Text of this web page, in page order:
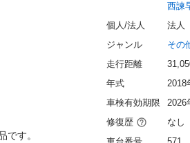
です。
西諫
個人/法人
法人
ジャンル
その
走行距離
年式
2018
車検有効期限
2026
修復歴
なし